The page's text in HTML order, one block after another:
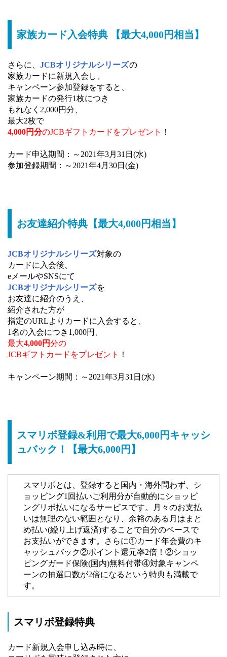
家族カード入会特典 【最大4,000円相当】
さらに、 JCBオリジナルシリーズの
家族カードに新規入会し、
キャンペーン参加登録をすると、
家族カードの発行1枚につき
もれなく2,000円分、
最大2枚で
4,000円分のJCBギフトカードをプレゼント ！
カード申込期間：～2021年3月31日(水)
参加登録期間：～2021年4月30日(金)
お友達紹介特典【最大4,000円相当】
JCBオリジナルシリーズ対象の
カードに入会後、
eメールやSNSにて
JCBオリジナルシリーズを
お友達に紹介のうえ、
紹介された方が
指定のURLよりカードに入会すると、
1名の入会につき1,000円、
最大4,000円分の
JCBギフトカードをプレゼント
！
キャンペーン期間：～2021年3月31日(水)
スマリボ登録&利用で最大6,000円キャッシ
ュバック！【最大6,000円】
スマリボとは、登録すると国内・海外問わず、シ
ョッピング1回払いご利用分が自動的にショッピ
ングリボ払いになるサービスです。月々のお支払
いは無理のない範囲となり、余裕のある月はまと
め払い(繰り上げ返済)することで自分のペースで
お支払いができます。さらに①カード年会費のキ
ャッシュバック②ポイント還元率2倍！②ショッ
ピングガード保険(国内)無料付帯④対象キャンペ
ーンの抽選口数が2倍になるという特典も満載で
す。
スマリボ登録特典
カード新規入会申し込み時に、